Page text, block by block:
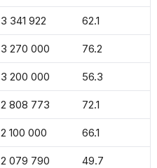
3 341 922 62.1
3 270 000 76.2
3 200 000 56.3
2 808 773 72.1
2 100 000 66.1
2 079 790 49.7